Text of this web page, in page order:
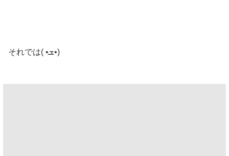
それでは( •ܫ•)